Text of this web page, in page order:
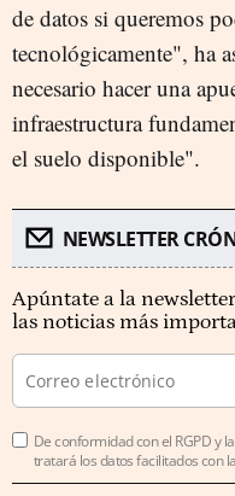
de datos si queremos
tecnológicamente", ha
necesario hacer una
infraestructura
el suelo disponible".
NEWSLETTER
Apúntate a la
las noticias más
De conformidad con el RGPD y
tratará los datos facilitados con